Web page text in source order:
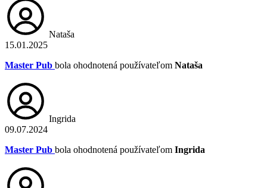
Nataša
15.01.2025
Master Pub bola ohodnotená používateľom Nataša
Ingrida
09.07.2024
Master Pub bola ohodnotená používateľom Ingrida